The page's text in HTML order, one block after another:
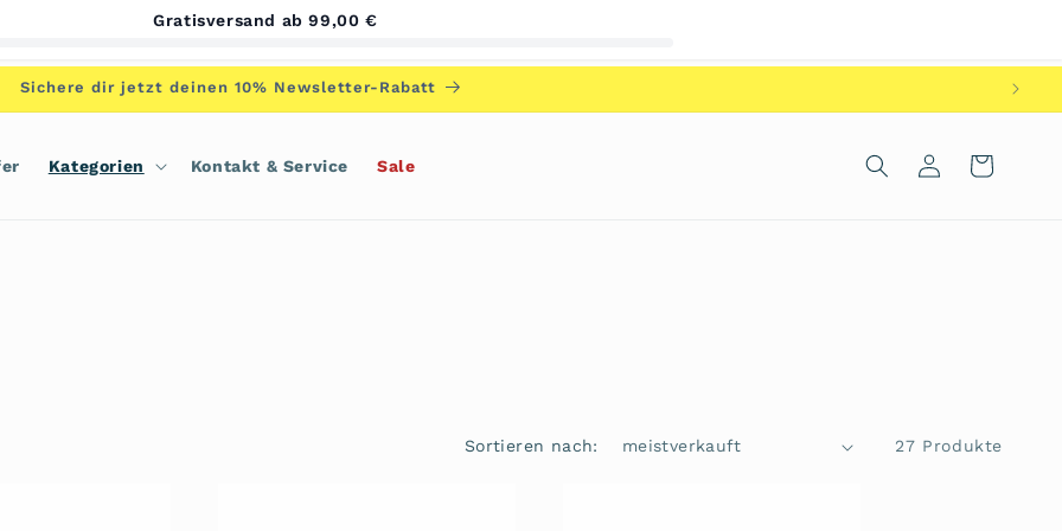
Sichere dir jetzt deinen 10% Newsletter-Rabatt
Kategorien Kontakt & Service Sale EinloggenWarenkorb
Sortieren nach: 27 Produkte
Gratisversand ab 99,00 €